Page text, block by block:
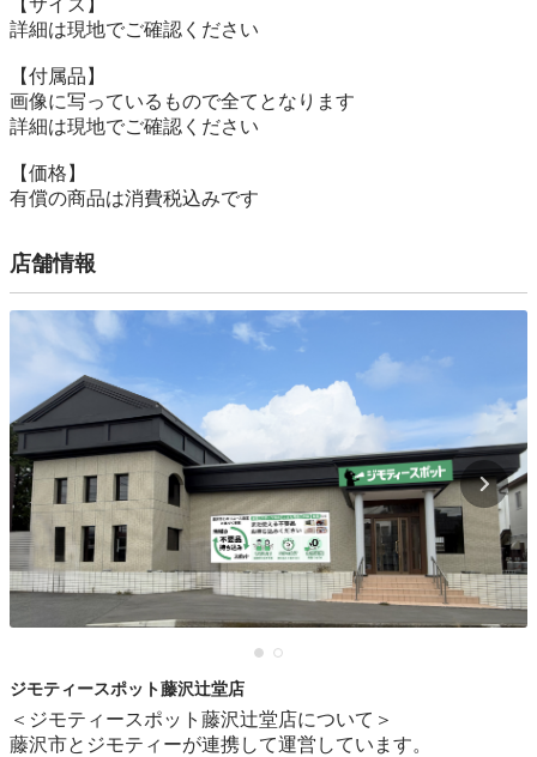
【サイズ】
詳細は現地でご確認ください
【付属品】
画像に写っているもので全てとなります
詳細は現地でご確認ください
【価格】
有償の商品は消費税込みです
店舗情報
ジモティースポット藤沢辻堂店
＜ジモティースポット藤沢辻堂店について＞
藤沢市とジモティーが連携して運営しています。